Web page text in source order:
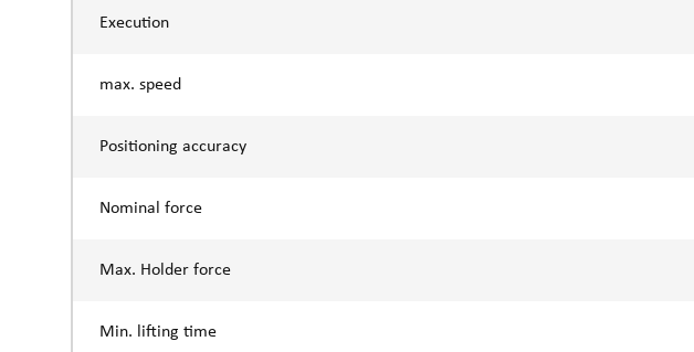
Execution
max. speed
Positioning accuracy
Nominal force
Max. Holder force
Min. lifting time